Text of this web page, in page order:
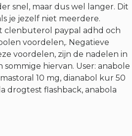
snel, maar dus wel langer. Dit
je jezelf niet meerdere.
clenbuterol paypal adhd och
voordelen,. Negatieve
voordelen, zijn de nadelen in
hiervan. User: anabole
10 mg, dianabol kur 50
drogtest flashback, anabola